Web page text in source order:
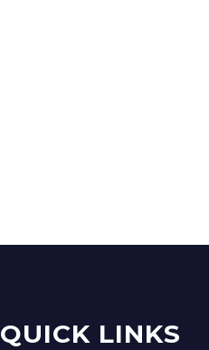
QUICK LINKS